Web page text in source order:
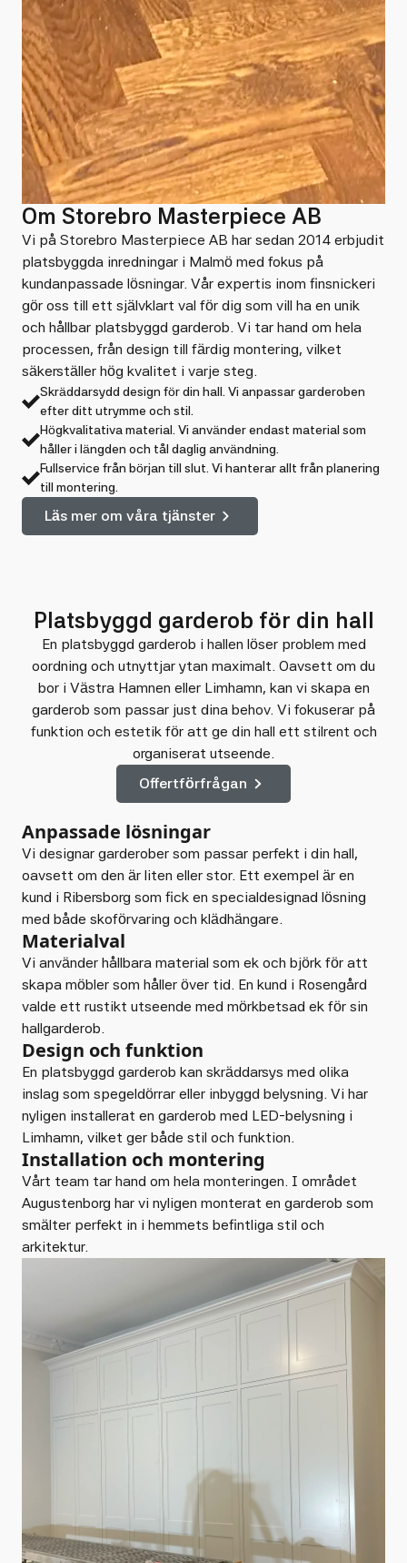
Om Storebro Masterpiece AB
Vi på Storebro Masterpiece AB har sedan 2014 erbjudit
platsbyggda inredningar i Malmö med fokus på
kundanpassade lösningar. Vår expertis inom finsnickeri
gör oss till ett självklart val för dig som vill ha en unik
och hållbar platsbyggd garderob. Vi tar hand om hela
processen, från design till färdig montering, vilket
säkerställer hög kvalitet i varje steg.
Skräddarsydd design för din hall. Vi anpassar garderoben
efter ditt utrymme och stil.
Högkvalitativa material. Vi använder endast material som
håller i längden och tål daglig användning.
Fullservice från början till slut. Vi hanterar allt från planering
till montering.
Läs mer om våra tjänster
Platsbyggd garderob för din hall
En platsbyggd garderob i hallen löser problem med
oordning och utnyttjar ytan maximalt. Oavsett om du
bor i Västra Hamnen eller Limhamn, kan vi skapa en
garderob som passar just dina behov. Vi fokuserar på
funktion och estetik för att ge din hall ett stilrent och
organiserat utseende.
Offertförfrågan
Anpassade lösningar
Vi designar garderober som passar perfekt i din hall,
oavsett om den är liten eller stor. Ett exempel är en
kund i Ribersborg som fick en specialdesignad lösning
med både skoförvaring och klädhängare.
Materialval
Vi använder hållbara material som ek och björk för att
skapa möbler som håller över tid. En kund i Rosengård
valde ett rustikt utseende med mörkbetsad ek för sin
hallgarderob.
Design och funktion
En platsbyggd garderob kan skräddarsys med olika
inslag som spegeldörrar eller inbyggd belysning. Vi har
nyligen installerat en garderob med LED-belysning i
Limhamn, vilket ger både stil och funktion.
Installation och montering
Vårt team tar hand om hela monteringen. I området
Augustenborg har vi nyligen monterat en garderob som
smälter perfekt in i hemmets befintliga stil och
arkitektur.